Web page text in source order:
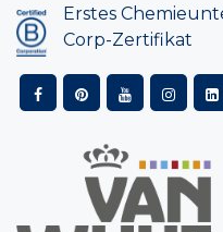
Erstes
Corp-Zertifikat